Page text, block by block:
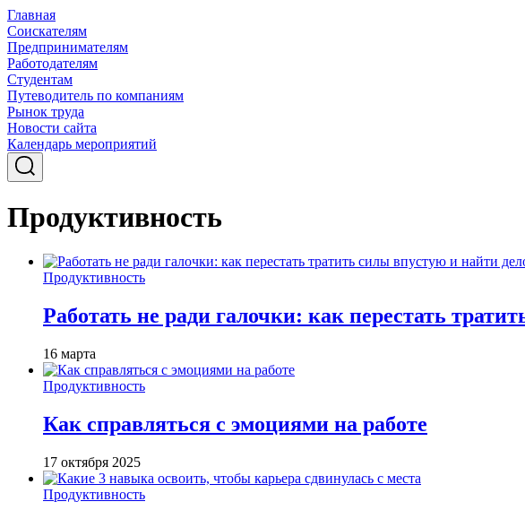
Главная
Соискателям
Предпринимателям
Работодателям
Студентам
Путеводитель по компаниям
Рынок труда
Новости сайта
Календарь мероприятий
Продуктивность
Продуктивность
Работать не ради галочки: как перестать
16 марта
Продуктивность
Как справляться с эмоциями на работе
17 октября 2025
Продуктивность